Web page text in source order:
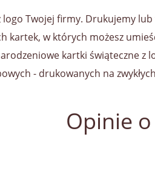
logo Twojej firmy. Drukujemy
kartek, w których możesz
kartki świąteczne z
- drukowanych na
Opinie